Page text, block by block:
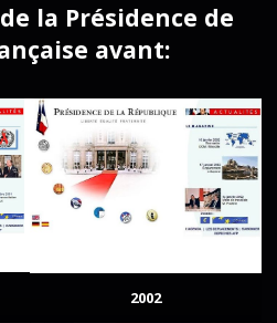
la Présidence de
avant:
2002